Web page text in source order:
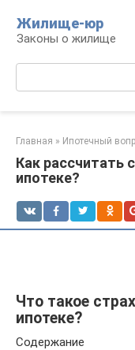
контенту
Жилище-юр
Законы о жилище
Главная » Ипотечный
Как рассчитать
ипотеке?
Что такое
ипотеке?
Содержание